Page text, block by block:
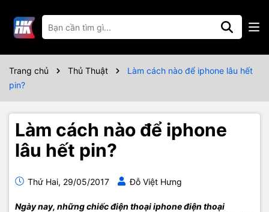
Trang chủ Thủ Thuật
Làm cách nào để iphone lâu hết
pin?
Làm cách nào để iphone
lâu hết pin?
Thứ Hai, 29/05/2017 Đỗ Việt Hưng
Ngày nay, những chiếc điện thoại iphone điện thoại